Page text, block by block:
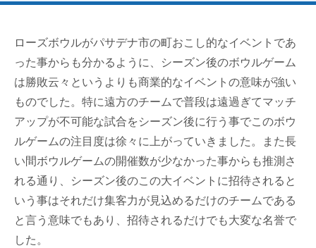
ローズボウルがパサデナ市の町おこし的なイベントであ
った事からも分かるように、シーズン後のボウルゲーム
は勝敗云々というよりも商業的なイベントの意味が強い
ものでした。特に遠方のチームで普段は遠過ぎてマッチ
アップが不可能な試合をシーズン後に行う事でこのボウ
ルゲームの注目度は徐々に上がっていきました。また長
い間ボウルゲームの開催数が少なかった事からも推測さ
れる通り、シーズン後のこの大イベントに招待されると
いう事はそれだけ集客力が見込めるだけのチームである
と言う意味でもあり、招待されるだけでも大変な名誉で
した。